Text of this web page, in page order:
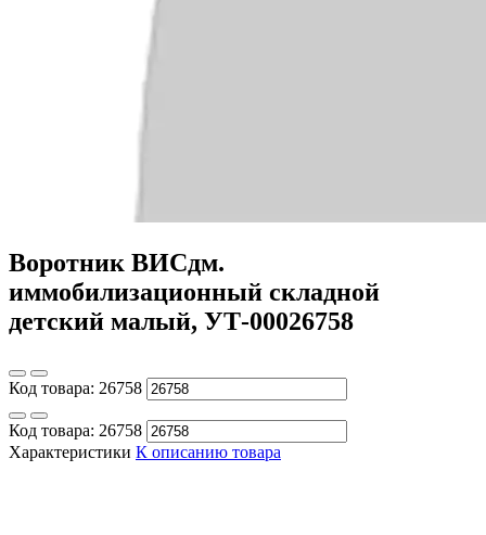
Воротник ВИСдм.
иммобилизационный складной
детский малый, УТ-00026758
Код товара: 26758
Код товара: 26758
Характеристики К описанию товара